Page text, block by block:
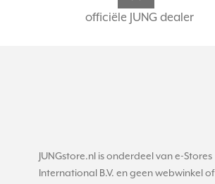
officiële JUNG dealer
JUNGstore.nl is onderdeel van e-Stores
International B.V. en geen webwinkel of